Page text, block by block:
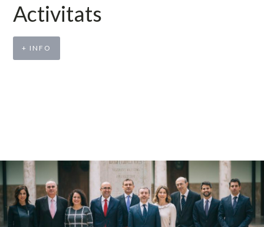
Activitats
+ INFO